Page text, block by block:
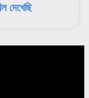
দেখেছি